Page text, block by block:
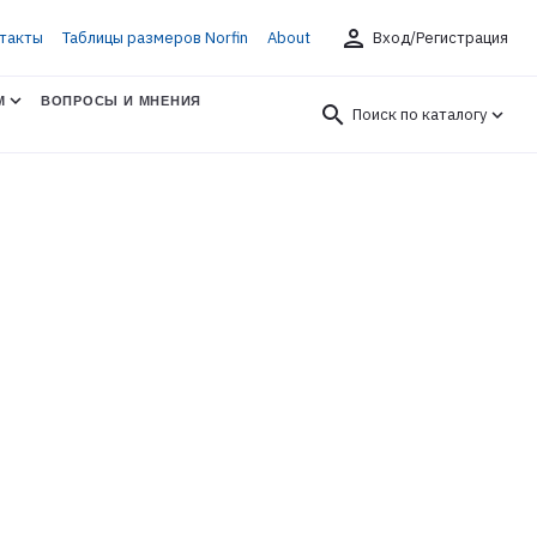
Таблицы размеров Norfin About person Вход/Регистрация
ВОПРОСЫ И МНЕНИЯ
search Поиск по каталогу